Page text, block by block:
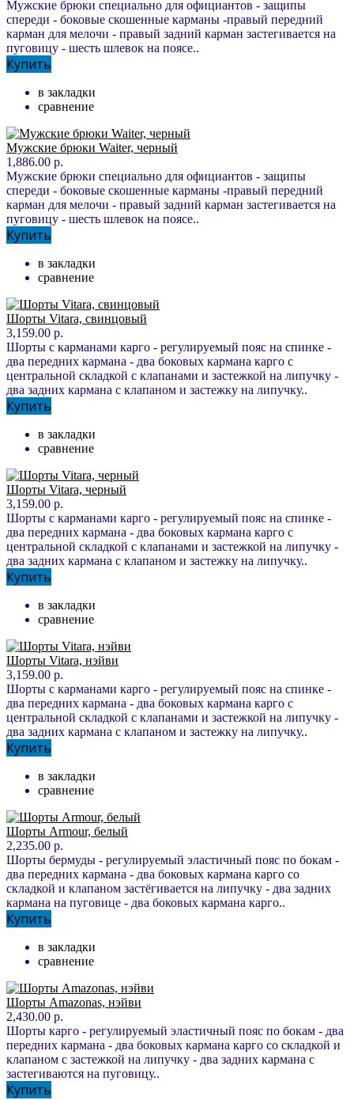
Мужские брюки специально для официантов - защипы
спереди - боковые скошенные карманы -правый передний
карман для мелочи - правый задний карман застегивается на
пуговицу - шесть шлевок на поясе..
Купить
в закладки
сравнение
Мужские брюки Waiter, черный
1,886.00 р.
Мужские брюки специально для официантов - защипы
спереди - боковые скошенные карманы -правый передний
карман для мелочи - правый задний карман застегивается на
пуговицу - шесть шлевок на поясе..
Купить
в закладки
сравнение
Шорты Vitara, свинцовый
3,159.00 р.
Шорты с карманами карго - регулируемый пояс на спинке -
два передних кармана - два боковых кармана карго с
центральной складкой с клапанами и застежкой на липучку -
два задних кармана с клапаном и застежку на липучку..
Купить
в закладки
сравнение
Шорты Vitara, черный
3,159.00 р.
Шорты с карманами карго - регулируемый пояс на спинке -
два передних кармана - два боковых кармана карго с
центральной складкой с клапанами и застежкой на липучку -
два задних кармана с клапаном и застежку на липучку..
Купить
в закладки
сравнение
Шорты Vitara, нэйви
3,159.00 р.
Шорты с карманами карго - регулируемый пояс на спинке -
два передних кармана - два боковых кармана карго с
центральной складкой с клапанами и застежкой на липучку -
два задних кармана с клапаном и застежку на липучку..
Купить
в закладки
сравнение
Шорты Armour, белый
2,235.00 р.
Шорты бермуды - регулируемый эластичный пояс по бокам -
два передних кармана - два боковых кармана карго со
складкой и клапаном застёгивается на липучку - два задних
кармана на пуговице - два боковых кармана карго..
Купить
в закладки
сравнение
Шорты Amazonas, нэйви
2,430.00 р.
Шорты карго - регулируемый эластичный пояс по бокам - два
передних кармана - два боковых кармана карго со складкой и
клапаном с застежкой на липучку - два задних кармана с
застегиваются на пуговицу..
Купить